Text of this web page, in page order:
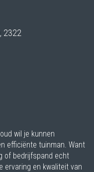
2322
wil je kunnen
efficiënte tuinman. Want
of bedrijfspand echt
ervaring en kwaliteit van